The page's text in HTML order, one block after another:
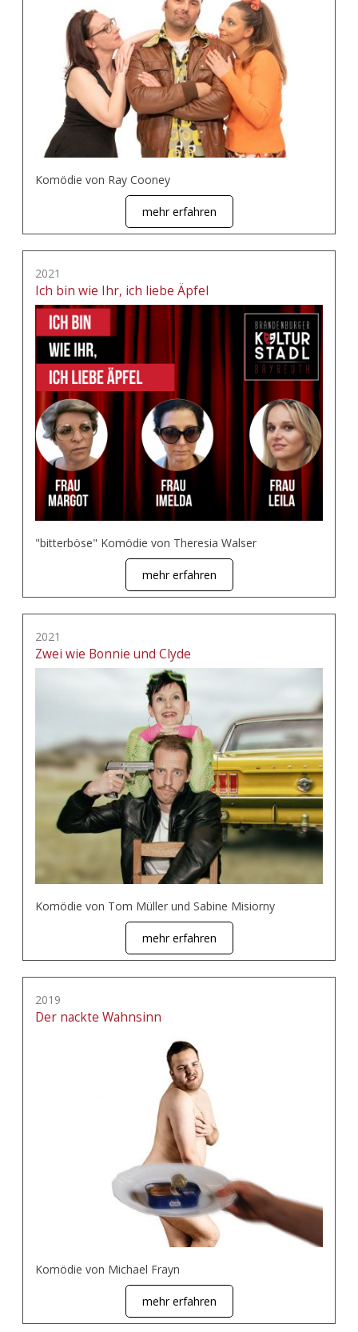
Komödie von Ray Cooney
mehr erfahren
2021
Ich bin wie Ihr, ich liebe Äpfel
"bitterböse" Komödie von Theresia Walser
mehr erfahren
2021
Zwei wie Bonnie und Clyde
Komödie von Tom Müller und Sabine Misiorny
mehr erfahren
2019
Der nackte Wahnsinn
Komödie von Michael Frayn
mehr erfahren